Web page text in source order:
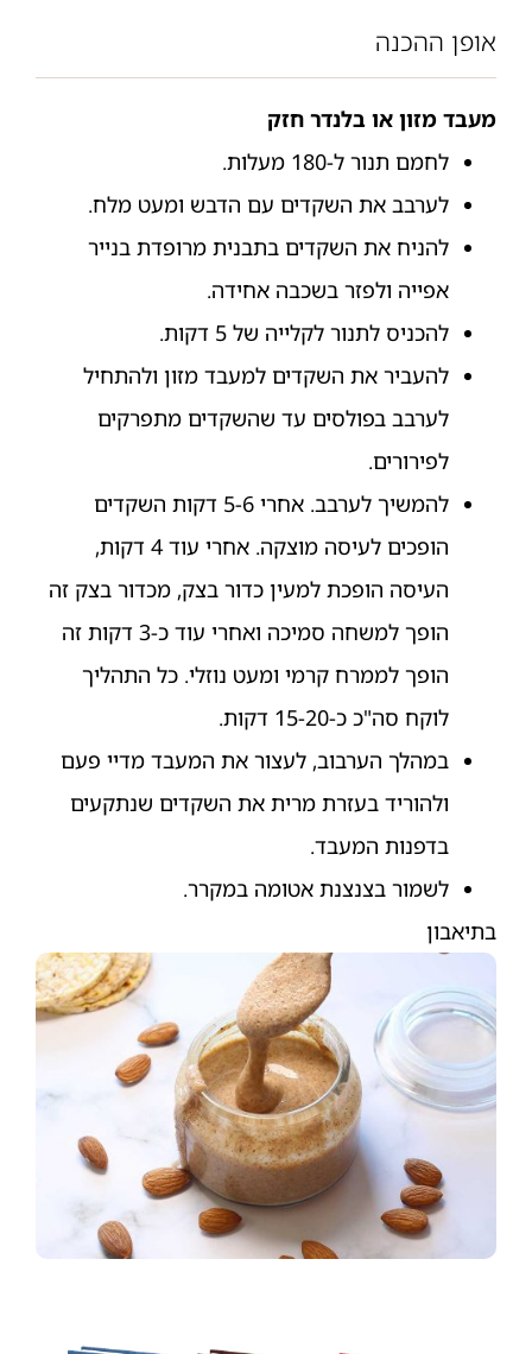
אופן ההכנה
מעבד מזון או בלנדר חזק
לחמם תנור ל-180 מעלות.
לערבב את השקדים עם הדבש ומעט מלח.
להניח את השקדים בתבנית מרופדת בנייר
אפייה ולפזר בשכבה אחידה.
להכניס לתנור לקלייה של 5 דקות.
להעביר את השקדים למעבד מזון ולהתחיל
לערבב בפולסים עד שהשקדים מתפרקים
לפירורים.
להמשיך לערבב. אחרי 5-6 דקות השקדים
הופכים לעיסה מוצקה. אחרי עוד 4 דקות,
העיסה הופכת למעין כדור בצק, מכדור בצק זה
הופך למשחה סמיכה ואחרי עוד כ-3 דקות זה
הופך לממרח קרמי ומעט נוזלי. כל התהליך
לוקח סה"כ כ-15-20 דקות.
במהלך הערבוב, לעצור את המעבד מדיי פעם
ולהוריד בעזרת מרית את השקדים שנתקעים
בדפנות המעבד.
לשמור בצנצנת אטומה במקרר.
בתיאבון